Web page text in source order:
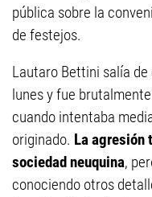
pública sobre la
de festejos.
Lautaro Bettini salía
lunes y fue
cuando intentaba
originado. La agresión
sociedad neuquina,
conociendo otros